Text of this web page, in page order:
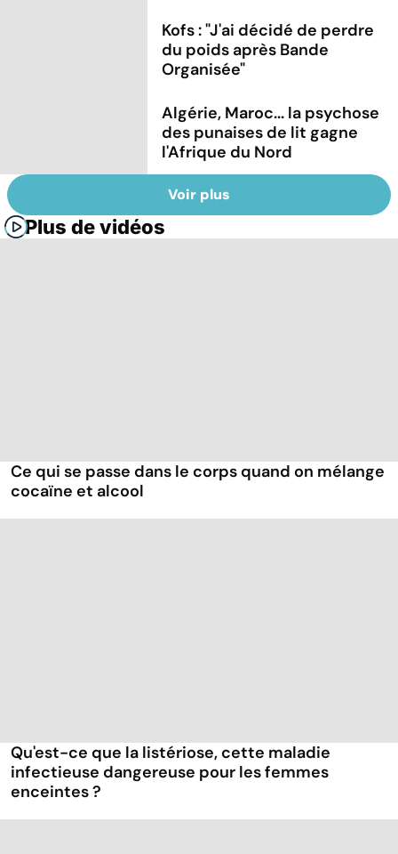
Kofs : "J'ai décidé de perdre
du poids après Bande
Organisée"
Algérie, Maroc... la psychose
des punaises de lit gagne
l'Afrique du Nord
Voir plus
Plus de vidéos
Ce qui se passe dans le corps quand on mélange
cocaïne et alcool
Qu'est-ce que la listériose, cette maladie
infectieuse dangereuse pour les femmes
enceintes ?